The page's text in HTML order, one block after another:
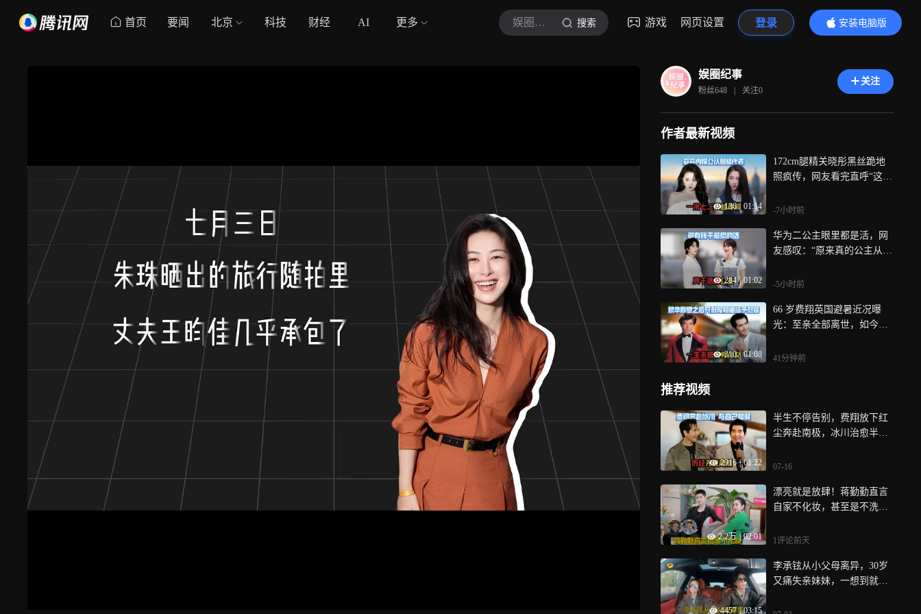
首页 要闻 北京 科技 财经 AI 更多 娱圈纪事 搜索 游戏 网页设置 登录
安装电脑版
内容更精彩
娱圈纪事
粉丝648 | 关注0
关注
作者最新视频
136 | 01:14
172cm腿精关晓彤黑丝跪地
照疯传，网友看完直呼“这谁
-7小时前
284 | 01:02
华为二公主眼里都是活，网
友感叹：“原来真的公主从来
-5小时前
310 | 01:08
66 岁费翔英国避暑近况曝
光：至亲全部离世，如今只
41分钟前
推荐视频
2916 | 01:22
半生不停告别，费翔放下红
尘奔赴南极，冰川治愈半生
07-16
2.2万 | 02:01
漂亮就是放肆！蒋勤勤直言
自家不化妆，甚至是不洗
1评论前天
4457 | 03:15
李承铉从小父母离异，30岁
又痛失亲妹妹，一想到就会